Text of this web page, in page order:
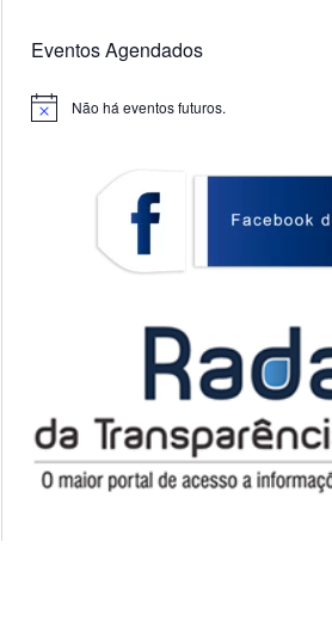
Eventos Agendados
Notice Não há eventos futuros.